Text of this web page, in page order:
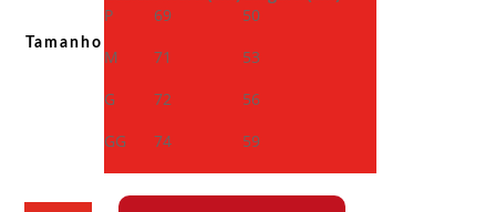
Tamanho
P
69
50
M
71
53
G
72
56
GG
74 59